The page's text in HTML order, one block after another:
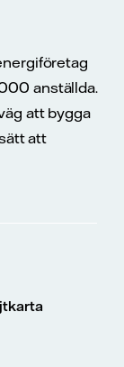
anställda.
att bygga
att